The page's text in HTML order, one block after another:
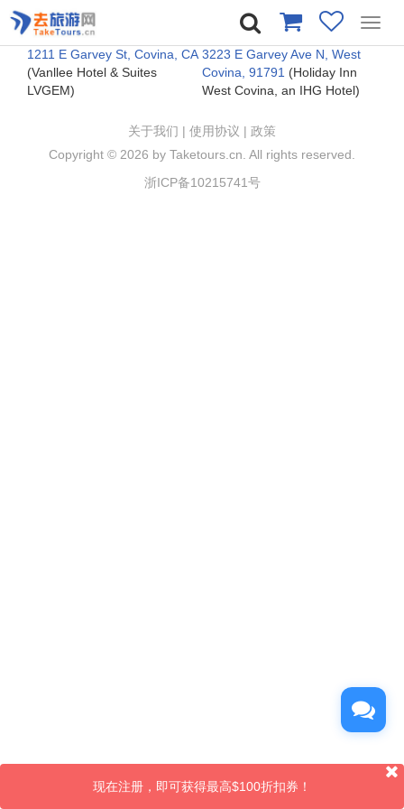
1211 E Garvey St, Covina, CA
(Vanllee Hotel & Suites
LVGEM)
3223 E Garvey Ave N, West
Covina, 91791 (Holiday Inn
West Covina, an IHG Hotel)
关于我们 | 使用协议 | 政策
Copyright © 2026 by Taketours.cn. All rights reserved.
浙ICP备10215741号
现在注册，即可获得最高$100折扣券！